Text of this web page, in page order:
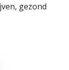
gezond